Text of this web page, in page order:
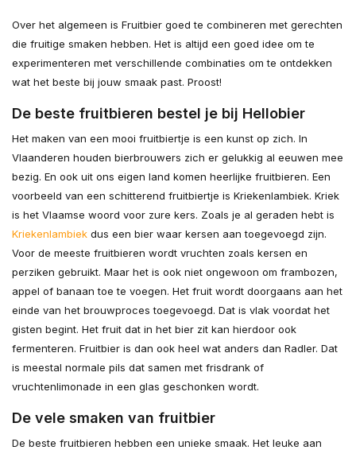
Over het algemeen is Fruitbier goed te combineren met gerechten
die fruitige smaken hebben. Het is altijd een goed idee om te
experimenteren met verschillende combinaties om te ontdekken
wat het beste bij jouw smaak past. Proost!
De beste fruitbieren bestel je bij Hellobier
Het maken van een mooi fruitbiertje is een kunst op zich. In
Vlaanderen houden bierbrouwers zich er gelukkig al eeuwen mee
bezig. En ook uit ons eigen land komen heerlijke fruitbieren. Een
voorbeeld van een schitterend fruitbiertje is Kriekenlambiek. Kriek
is het Vlaamse woord voor zure kers. Zoals je al geraden hebt is
Kriekenlambiek dus een bier waar kersen aan toegevoegd zijn.
Voor de meeste fruitbieren wordt vruchten zoals kersen en
perziken gebruikt. Maar het is ook niet ongewoon om frambozen,
appel of banaan toe te voegen. Het fruit wordt doorgaans aan het
einde van het brouwproces toegevoegd. Dat is vlak voordat het
gisten begint. Het fruit dat in het bier zit kan hierdoor ook
fermenteren. Fruitbier is dan ook heel wat anders dan Radler. Dat
is meestal normale pils dat samen met frisdrank of
vruchtenlimonade in een glas geschonken wordt.
De vele smaken van fruitbier
De beste fruitbieren hebben een unieke smaak. Het leuke aan